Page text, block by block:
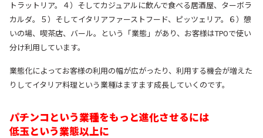
トラットリア。
４）そしてカジュアルに飲んで食べる居酒屋、ターボラ
カルダ。
５）そしてイタリアファーストフード、ピッツェリア。
６）憩
いの場、喫茶店、バール。
という「業態」があり、お客様はTPOで使い
分け利用しています。
業態化によってお客様の利用の幅が広がったり、利用する機会が増えた
りしてイタリア料理という業種はますます成長していくのです。
パチンコという業種をもっと進化させるには
低玉という業態以上に